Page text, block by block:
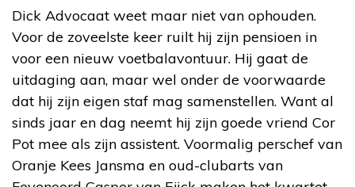
Dick Advocaat weet maar niet van ophouden.
Voor de zoveelste keer ruilt hij zijn pensioen in
voor een nieuw voetbalavontuur. Hij gaat de
uitdaging aan, maar wel onder de voorwaarde
dat hij zijn eigen staf mag samenstellen. Want al
sinds jaar en dag neemt hij zijn goede vriend Cor
Pot mee als zijn assistent. Voormalig perschef van
Oranje Kees Jansma en oud-clubarts van